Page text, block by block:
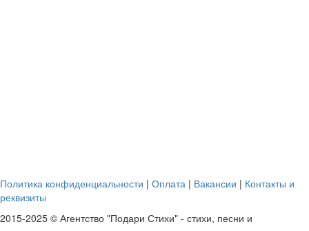
Политика конфиденциальности | Оплата | Вакансии | Контакты и
реквизиты
2015-2025 © Агентство "Подари Стихи" - стихи, песни и